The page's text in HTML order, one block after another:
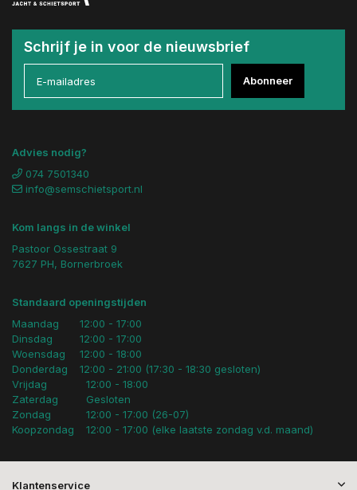
Schrijf je in voor de nieuwsbrief
Abonneer
Advies nodig?
074 7501340
info@semschietsport.nl
Kom langs in de winkel
Pastoor Ossestraat 9
7627 PH, Bornerbroek
Standaard openingstijden
Maandag
Dinsdag
Woensdag
Donderdag
12:00 - 17:00
12:00 - 17:00
12:00 - 18:00
12:00 - 21:00 (17:30 - 18:30 gesloten)
Vrijdag
Zaterdag
Zondag
Koopzondag
12:00 - 18:00
Gesloten
12:00 - 17:00 (26-07)
12:00 - 17:00 (elke laatste zondag v.d. maand)
Klantenservice